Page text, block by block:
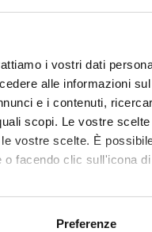
i vostri dati
alle informazioni
e i contenuti,
scopi. Le vostre
vostre scelte. È
facendo clic sull'icona
anche:
sulla tua posizione
Preferenze
a Marcella Milana
internazionale.
(jpeg, it, 72 KB, 18/03/26)